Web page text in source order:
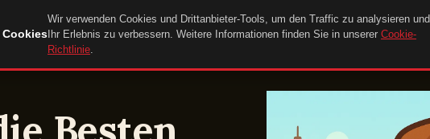
Cookies
Wir verwenden Cookies und Drittanbieter-Tools, um den Traffic zu analysieren und
Ihr Erlebnis zu verbessern. Weitere Informationen finden Sie in unserer Cookie-
Richtlinie.